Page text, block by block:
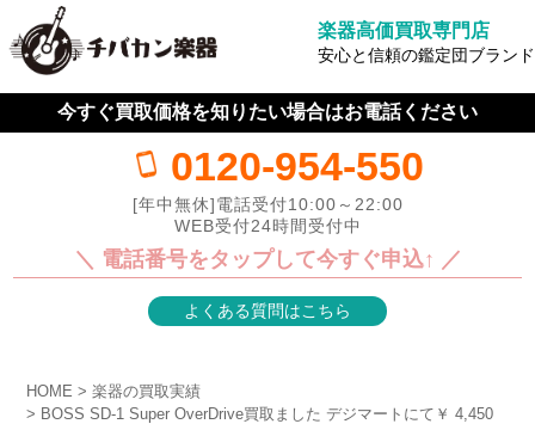
楽器高価買取専門店
安心と信頼の鑑定団ブランド
今すぐ買取価格を知りたい場合はお電話ください
0120-954-550
[年中無休]電話受付10:00～22:00
WEB受付24時間受付中
＼ 電話番号をタップして今すぐ申込↑ ／
よくある質問はこちら
HOME
楽器の買取実績
BOSS SD-1 Super OverDrive買取ました デジマートにて￥ 4,450